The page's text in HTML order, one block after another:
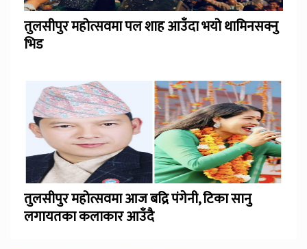
तुलसीपुर महोत्सवमा पल शाह आउँदा भयो थामिनसक्नु
भिड
तुलसीपुर महोत्सवमा आज बद्रि पंगेनी, टिका सानु
लगायतका कलाकार आउँदै